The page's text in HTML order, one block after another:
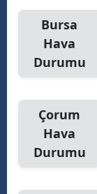
Bursa
Hava
Durumu
Çorum
Hava
Durumu